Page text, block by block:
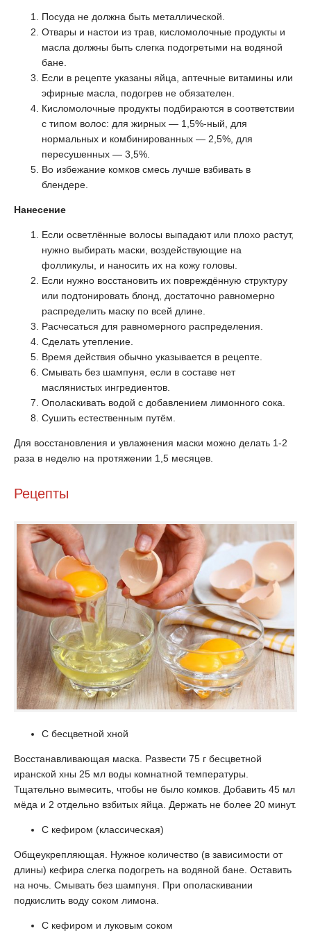
Посуда не должна быть металлической.
Отвары и настои из трав, кисломолочные продукты и
масла должны быть слегка подогретыми на водяной
бане.
Если в рецепте указаны яйца, аптечные витамины или
эфирные масла, подогрев не обязателен.
Кисломолочные продукты подбираются в соответствии
с типом волос: для жирных — 1,5%-ный, для
нормальных и комбинированных — 2,5%, для
пересушенных — 3,5%.
Во избежание комков смесь лучше взбивать в
блендере.
Нанесение
Если осветлённые волосы выпадают или плохо растут,
нужно выбирать маски, воздействующие на
фолликулы, и наносить их на кожу головы.
Если нужно восстановить их повреждённую структуру
или подтонировать блонд, достаточно равномерно
распределить маску по всей длине.
Расчесаться для равномерного распределения.
Сделать утепление.
Время действия обычно указывается в рецепте.
Смывать без шампуня, если в составе нет
маслянистых ингредиентов.
Ополаскивать водой с добавлением лимонного сока.
Сушить естественным путём.
Для восстановления и увлажнения маски можно делать 1-2
раза в неделю на протяжении 1,5 месяцев.
Рецепты
С бесцветной хной
Восстанавливающая маска. Развести 75 г бесцветной
иранской хны 25 мл воды комнатной температуры.
Тщательно вымесить, чтобы не было комков. Добавить 45 мл
мёда и 2 отдельно взбитых яйца. Держать не более 20 минут.
С кефиром (классическая)
Общеукрепляющая. Нужное количество (в зависимости от
длины) кефира слегка подогреть на водяной бане. Оставить
на ночь. Смывать без шампуня. При ополаскивании
подкислить воду соком лимона.
С кефиром и луковым соком